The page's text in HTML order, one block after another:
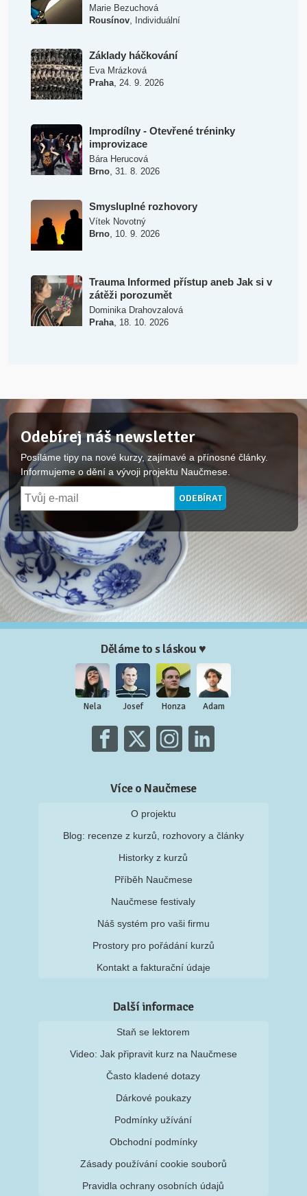
Marie Bezuchová
Rousínov, Individuální
Základy háčkování
Eva Mrázková
Praha, 24. 9. 2026
Improdílny - Otevřené tréninky
improvizace
Bára Herucová
Brno, 31. 8. 2026
Smysluplné rozhovory
Vítek Novotný
Brno, 10. 9. 2026
Trauma Informed přístup aneb Jak si v
zátěži porozumět
Dominika Drahovzalová
Praha, 18. 10. 2026
Odebírej náš newsletter
Posíláme tipy na nové kurzy, zajímavé a přínosné články.
Informujeme o dění a vývoji projektu Naučmese.
Děláme to s láskou ♥
Nela Josef Honza Adam
Více o Naučmese
O projektu
Blog: recenze z kurzů, rozhovory a články
Historky z kurzů
Příběh Naučmese
Naučmese festivaly
Náš systém pro vaši firmu
Prostory pro pořádání kurzů
Kontakt a fakturační údaje
Další informace
Staň se lektorem
Video: Jak připravit kurz na Naučmese
Často kladené dotazy
Dárkové poukazy
Podmínky užívání
Obchodní podmínky
Zásady používání cookie souborů
Pravidla ochrany osobních údajů